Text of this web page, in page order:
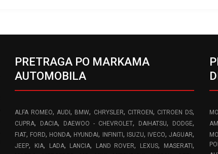
PRETRAGA PO MARKAMA
AUTOMOBILA
ALFA ROMEO, AUDI, BMW, CHRYSLER, CITROEN, CITROEN DS,
CUPRA, DACIA, DAEWOO - CHEVROLET, DAIHATSU, DODGE,
FIAT, FORD, HONDA, HYUNDAI, INFINITI, ISUZU, IVECO, JAGUAR,
JEEP, KIA, LADA, LANCIA, LAND ROVER, LEXUS, MASERATI,